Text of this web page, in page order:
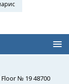
№ 19 48700